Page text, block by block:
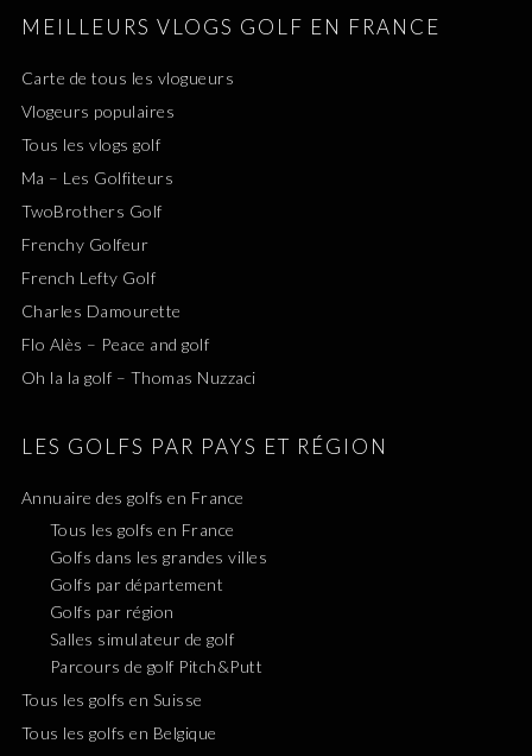
MEILLEURS VLOGS GOLF EN FRANCE
Carte de tous les vlogueurs
Vlogeurs populaires
Tous les vlogs golf
Ma – Les Golfiteurs
TwoBrothers Golf
Frenchy Golfeur
French Lefty Golf
Charles Damourette
Flo Alès – Peace and golf
Oh la la golf – Thomas Nuzzaci
LES GOLFS PAR PAYS ET RÉGION
Annuaire des golfs en France
Tous les golfs en France
Golfs dans les grandes villes
Golfs par département
Golfs par région
Salles simulateur de golf
Parcours de golf Pitch&Putt
Tous les golfs en Suisse
Tous les golfs en Belgique